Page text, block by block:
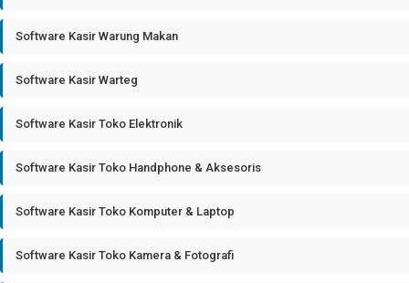
Software Kasir Warung Makan
Software Kasir Warteg
Software Kasir Toko Elektronik
Software Kasir Toko Handphone & Aksesoris
Software Kasir Toko Komputer & Laptop
Software Kasir Toko Kamera & Fotografi